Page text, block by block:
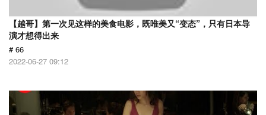
【越哥】第一次见这样的美食电影，既唯美又“变态”，只有日本导
演才想得出来
# 66
2022-06-27 09:12